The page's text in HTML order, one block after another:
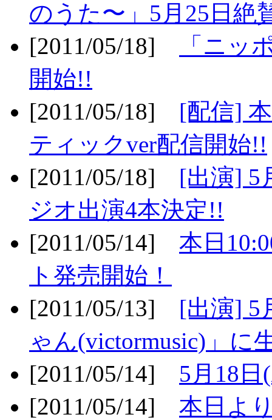
のうた〜」5月25日絶
[2011/05/18]
「ニッ
開始!!
[2011/05/18] [配信]
ティックver配信開始!!
[2011/05/18] [出演] 5
ジオ出演4本決定!!
[2011/05/14] 本日
ト発売開始！
[2011/05/13] [出演] 5
ゃん(victormusic)」に
[2011/05/14] 5月18
[2011/05/14] 本日よ